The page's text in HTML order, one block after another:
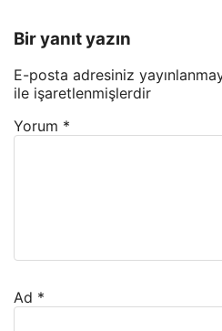
Bir yanıt yazın
E-posta adresiniz
ile işaretlenmişlerdir
Yorum *
Ad *